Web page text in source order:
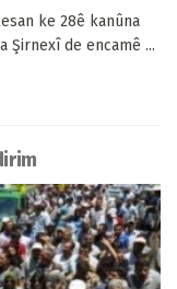
ke 28ê kanûna
Şirnexî de encamê ...